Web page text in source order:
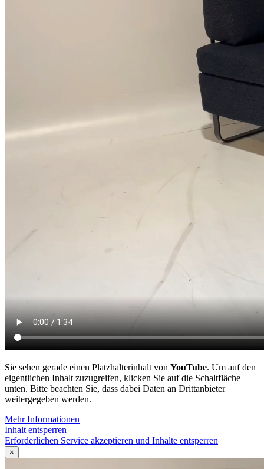
Sie sehen gerade einen Platzhalterinhalt von YouTube. Um auf den
eigentlichen Inhalt zuzugreifen, klicken Sie auf die Schaltfläche
unten. Bitte beachten Sie, dass dabei Daten an Drittanbieter
weitergegeben werden.
Mehr Informationen
Inhalt entsperren
Erforderlichen Service akzeptieren und Inhalte entsperren
×